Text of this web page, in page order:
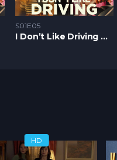
S01E05
I Don’t Like Driving S1 – Epizoda 05
HD